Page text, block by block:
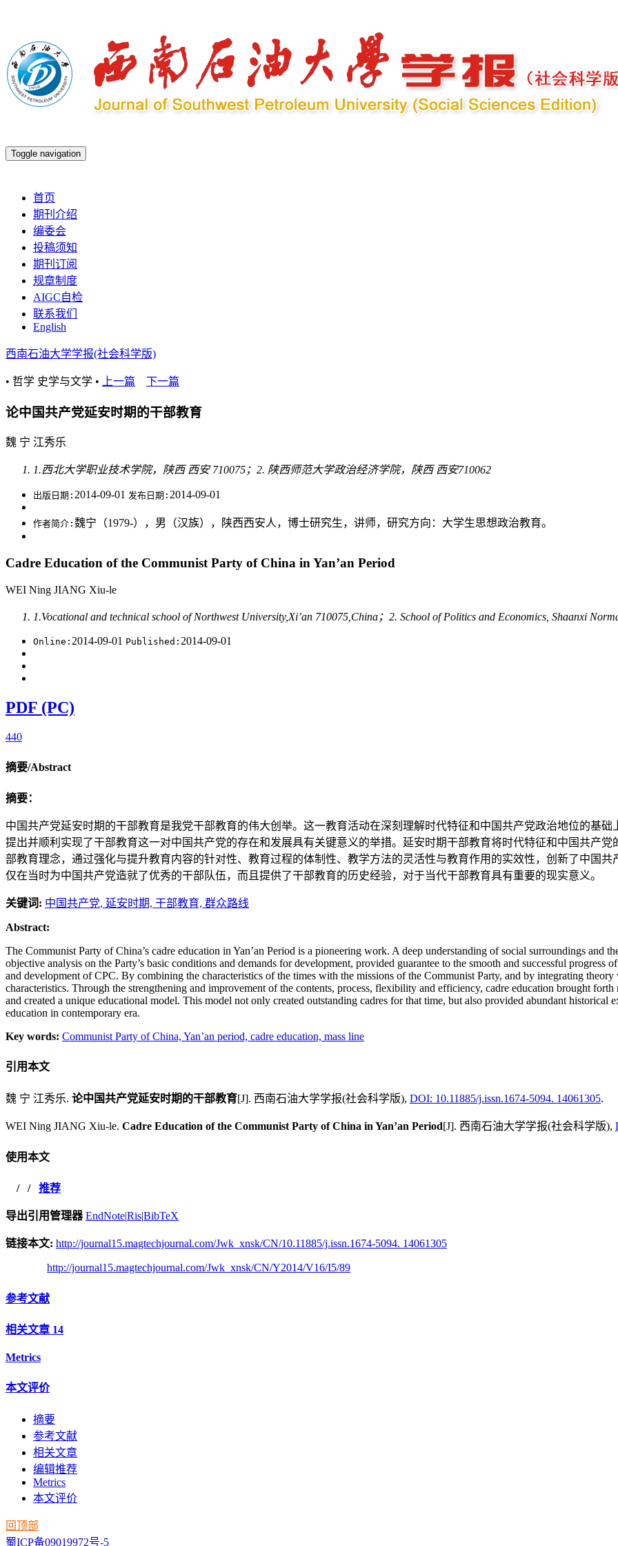
Toggle navigation
首页
期刊介绍
编委会
投稿须知
期刊订阅
规章制度
AIGC自检
联系我们
English
西南石油大学学报(社会科学版)
• 哲学 史学与文学 • 上一篇 下一篇
论中国共产党延安时期的干部教育
魏 宁 江秀乐
1.西北大学职业技术学院，陕西 西安 710075；2. 陕西师范大学政治经济学院，陕西 西安710062
出版日期: 2014-09-01 发布日期: 2014-09-01
作者简介: 魏宁（1979-），男（汉族），陕西西安人，博士研究生，讲师，研究方向：大学生思想政治教育。
Cadre Education of the Communist Party of China in Yan’an Period
WEI Ning JIANG Xiu-le
1.Vocational and technical school of Northwest University,Xi’an 710075,China；2. School of Politics and Economics, Shaanxi
Online: 2014-09-01 Published: 2014-09-01
PDF (PC)
440
摘要/Abstract
摘要：
中国共产党延安时期的干部教育是我党干部教育的伟大创举。这一教育活动在深刻理解时代特征和中国共产党政治地位的基
提出并顺利实现了干部教育这一对中国共产党的存在和发展具有关键意义的举措。延安时期干部教育将时代特征和中国共产
部教育理念，通过强化与提升教育内容的针对性、教育过程的体制性、教学方法的灵活性与教育作用的实效性，创新了中国
仅在当时为中国共产党造就了优秀的干部队伍，而且提供了干部教育的历史经验，对于当代干部教育具有重要的现实意义。
关键词: 中国共产党, 延安时期, 干部教育, 群众路线
Abstract:
The Communist Party of China’s cadre education in Yan’an Period is a pioneering work. A deep understanding of social surroundings and
objective analysis on the Party’s basic conditions and demands for development, provided guarantee to the smooth and successful
and development of CPC. By combining the characteristics of the times with the missions of the Communist Party, and by integrating
characteristics. Through the strengthening and improvement of the contents, process, flexibility and efficiency, cadre education brought
and created a unique educational model. This model not only created outstanding cadres for that time, but also provided abundant
education in contemporary era.
Key words: Communist Party of China, Yan’an period, cadre education, mass line
引用本文
魏 宁 江秀乐. 论中国共产党延安时期的干部教育[J]. 西南石油大学学报(社会科学版), DOI: 10.11885/j.issn.1674-5094. 14061305.
WEI Ning JIANG Xiu-le. Cadre Education of the Communist Party of China in Yan’an Period[J]. 西南石油大学学报(社会科学版),
使用本文
/ / 推荐
导出引用管理器 EndNote|Ris|BibTeX
链接本文: http://journal15.magtechjournal.com/Jwk_xnsk/CN/10.11885/j.issn.1674-5094. 14061305
http://journal15.magtechjournal.com/Jwk_xnsk/CN/Y2014/V16/I5/89
参考文献
相关文章 14
Metrics
本文评价
摘要
参考文献
相关文章
编辑推荐
Metrics
本文评价
回顶部
蜀ICP备09019972号-5